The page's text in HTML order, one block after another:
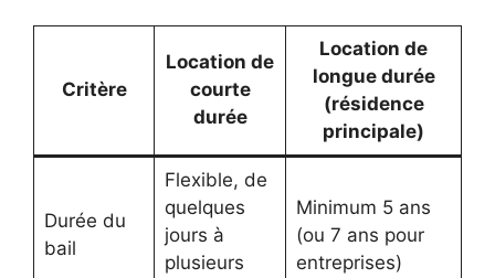
Critère
Location de
courte
durée
Location de
longue durée
(résidence
principale)
Durée du
bail
Flexible, de
quelques
jours à
plusieurs
Minimum 5 ans
(ou 7 ans pour
entreprises)